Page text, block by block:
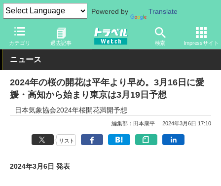
Powered by Translate
カテゴリ 過去記事 検索 Impressサイト
トラベル Watch 旅の情報 観光地 観光スポット
ニュース
2024年の桜の開花は平年より早め。3月16日に愛
媛・高知から始まり東京は3月19日予想
日本気象協会2024年桜開花満開予想
編集部：田本康平 2024年3月6日 17:10
リスト
2024年3月6日 発表